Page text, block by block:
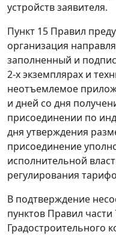
устройств заявителя.
Пункт 15 Правил
организация
заполненный и
2-х экземплярах и
неотъемлемое
и дней со дня
присоединении по
дня утверждения
присоединение
исполнительной
регулирования
В подтверждение
пунктов Правил части
Градостроительного